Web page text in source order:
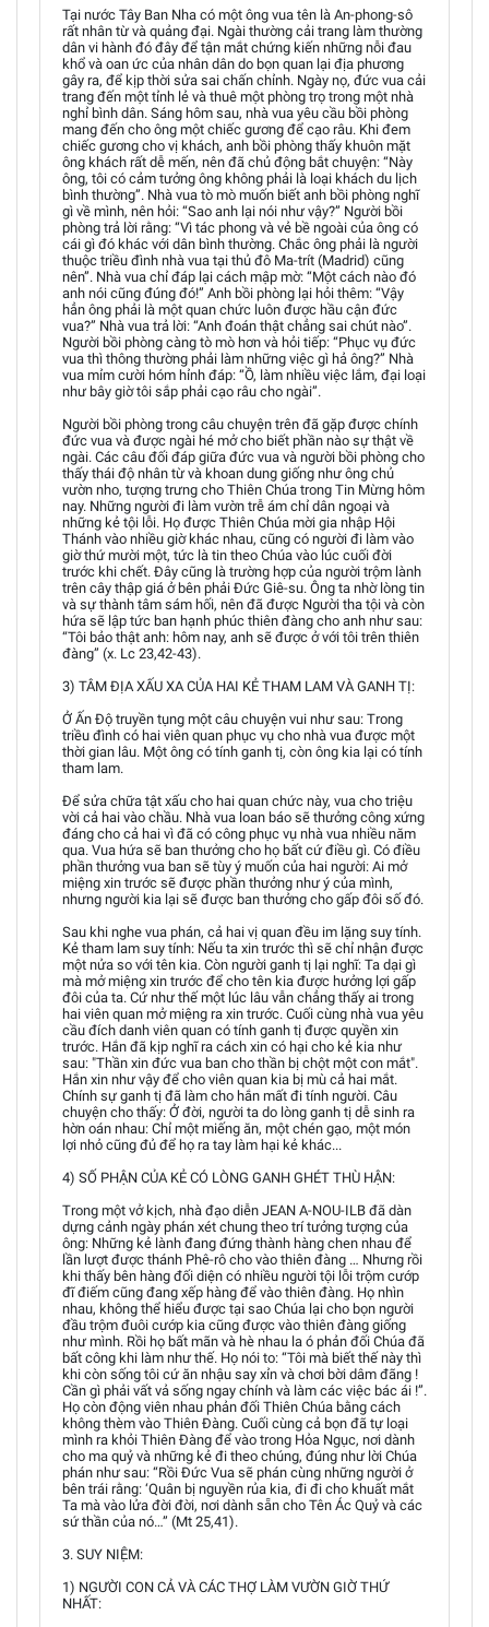
Tại nước Tây Ban Nha có một ông vua tên là An-phong-sô
rất nhân từ và quảng đại. Ngài thường cải trang làm thường
dân vi hành đó đây để tận mắt chứng kiến những nỗi đau
khổ và oan ức của nhân dân do bọn quan lại địa phương
gây ra, để kịp thời sửa sai chấn chỉnh. Ngày nọ, đức vua cải
trang đến một tỉnh lẻ và thuê một phòng trọ trong một nhà
nghỉ bình dân. Sáng hôm sau, nhà vua yêu cầu bồi phòng
mang đến cho ông một chiếc gương để cạo râu. Khi đem
chiếc gương cho vị khách, anh bồi phòng thấy khuôn mặt
ông khách rất dễ mến, nên đã chủ động bắt chuyện: “Này
ông, tôi có cảm tưởng ông không phải là loại khách du lịch
bình thường”. Nhà vua tò mò muốn biết anh bồi phòng nghĩ
gì về mình, nên hỏi: “Sao anh lại nói như vậy?” Người bồi
phòng trả lời rằng: “Vì tác phong và vẻ bề ngoài của ông có
cái gì đó khác với dân bình thường. Chắc ông phải là người
thuộc triều đình nhà vua tại thủ đô Ma-trít (Madrid) cũng
nên”. Nhà vua chỉ đáp lại cách mập mờ: “Một cách nào đó
anh nói cũng đúng đó!” Anh bồi phòng lại hỏi thêm: “Vậy
hẳn ông phải là một quan chức luôn được hầu cận đức
vua?” Nhà vua trả lời: “Anh đoán thật chẳng sai chút nào”.
Người bồi phòng càng tò mò hơn và hỏi tiếp: “Phục vụ đức
vua thì thông thường phải làm những việc gì hả ông?” Nhà
vua mỉm cười hóm hỉnh đáp: “Ồ, làm nhiều việc lắm, đại loại
như bây giờ tôi sắp phải cạo râu cho ngài”.
Người bồi phòng trong câu chuyện trên đã gặp được chính
đức vua và được ngài hé mở cho biết phần nào sự thật về
ngài. Các câu đối đáp giữa đức vua và người bồi phòng cho
thấy thái độ nhân từ và khoan dung giống như ông chủ
vườn nho, tượng trưng cho Thiên Chúa trong Tin Mừng hôm
nay. Những người đi làm vườn trễ ám chỉ dân ngoại và
những kẻ tội lỗi. Họ được Thiên Chúa mời gia nhập Hội
Thánh vào nhiều giờ khác nhau, cũng có người đi làm vào
giờ thứ mười một, tức là tin theo Chúa vào lúc cuối đời
trước khi chết. Đây cũng là trường hợp của người trộm lành
trên cây thập giá ở bên phải Đức Giê-su. Ông ta nhờ lòng tin
và sự thành tâm sám hối, nên đã được Người tha tội và còn
hứa sẽ lập tức ban hạnh phúc thiên đàng cho anh như sau:
“Tôi bảo thật anh: hôm nay, anh sẽ được ở với tôi trên thiên
đàng” (x. Lc 23,42-43).
3) TÂM ĐỊA XẤU XA CỦA HAI KẺ THAM LAM VÀ GANH TỊ:
Ở Ấn Độ truyền tụng một câu chuyện vui như sau: Trong
triều đình có hai viên quan phục vụ cho nhà vua được một
thời gian lâu. Một ông có tính ganh tị, còn ông kia lại có tính
tham lam.
Để sửa chữa tật xấu cho hai quan chức này, vua cho triệu
vời cả hai vào chầu. Nhà vua loan báo sẽ thưởng công xứng
đáng cho cả hai vì đã có công phục vụ nhà vua nhiều năm
qua. Vua hứa sẽ ban thưởng cho họ bất cứ điều gì. Có điều
phần thưởng vua ban sẽ tùy ý muốn của hai người: Ai mở
miệng xin trước sẽ được phần thưởng như ý của mình,
nhưng người kia lại sẽ được ban thưởng cho gấp đôi số đó.
Sau khi nghe vua phán, cả hai vị quan đều im lặng suy tính.
Kẻ tham lam suy tính: Nếu ta xin trước thì sẽ chỉ nhận được
một nửa so với tên kia. Còn người ganh tị lại nghĩ: Ta dại gì
mà mở miệng xin trước để cho tên kia được hưởng lợi gấp
đôi của ta. Cứ như thế một lúc lâu vẫn chẳng thấy ai trong
hai viên quan mở miệng ra xin trước. Cuối cùng nhà vua yêu
cầu đích danh viên quan có tính ganh tị được quyền xin
trước. Hắn đã kịp nghĩ ra cách xin có hại cho kẻ kia như
sau: "Thần xin đức vua ban cho thần bị chột một con mắt".
Hắn xin như vậy để cho viên quan kia bị mù cả hai mắt.
Chính sự ganh tị đã làm cho hắn mất đi tính người. Câu
chuyện cho thấy: Ở đời, người ta do lòng ganh tị dễ sinh ra
hờn oán nhau: Chỉ một miếng ăn, một chén gạo, một món
lợi nhỏ cũng đủ để họ ra tay làm hại kẻ khác...
4) SỐ PHẬN CỦA KẺ CÓ LÒNG GANH GHÉT THÙ HẬN:
Trong một vở kịch, nhà đạo diễn JEAN A-NOU-ILB đã dàn
dựng cảnh ngày phán xét chung theo trí tưởng tượng của
ông: Những kẻ lành đang đứng thành hàng chen nhau để
lần lượt được thánh Phê-rô cho vào thiên đàng … Nhưng rồi
khi thấy bên hàng đối diện có nhiều người tội lỗi trộm cướp
đĩ điếm cũng đang xếp hàng để vào thiên đàng. Họ nhìn
nhau, không thể hiểu được tại sao Chúa lại cho bọn người
đầu trộm đuôi cướp kia cũng được vào thiên đàng giống
như mình. Rồi họ bất mãn và hè nhau la ó phản đối Chúa đã
bất công khi làm như thế. Họ nói to: “Tôi mà biết thế này thì
khi còn sống tôi cứ ăn nhậu say xỉn và chơi bời dâm đãng !
Cần gì phải vất vả sống ngay chính và làm các việc bác ái !”.
Họ còn động viên nhau phản đối Thiên Chúa bằng cách
không thèm vào Thiên Đàng. Cuối cùng cả bọn đã tự loại
mình ra khỏi Thiên Đàng để vào trong Hỏa Ngục, nơi dành
cho ma quỷ và những kẻ đi theo chúng, đúng như lời Chúa
phán như sau: “Rồi Đức Vua sẽ phán cùng những người ở
bên trái rằng: ‘Quân bị nguyền rủa kia, đi đi cho khuất mắt
Ta mà vào lửa đời đời, nơi dành sẵn cho Tên Ác Quỷ và các
sứ thần của nó…” (Mt 25,41).
3. SUY NIỆM:
1) NGƯỜI CON CẢ VÀ CÁC THỢ LÀM VƯỜN GIỜ THỨ
NHẤT: